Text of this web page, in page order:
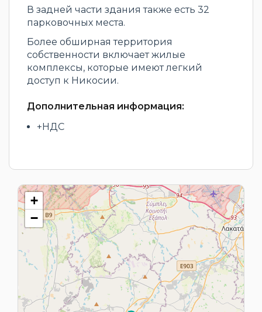
В задней части здания также есть 32
парковочных места.
Более обширная территория
собственности включает жилые
комплексы, которые имеют легкий
доступ к Никосии.
Дополнительная информация:
+НДС
+
−